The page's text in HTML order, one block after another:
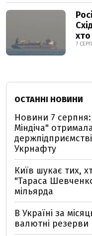
7
ОСТАННІ НОВИНИ
Новини 7 серпня:
Міндіча"
Укрнафту
Київ шукає тих,
"Тараса
мільярда
В Україні за
валютні резерви